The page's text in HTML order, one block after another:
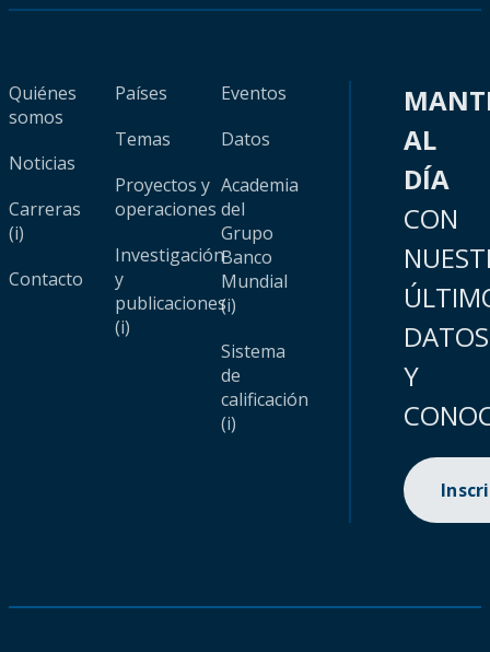
Quiénes
somos
Noticias
Carreras
(i)
Contacto
Países
Temas
Proyectos y
operaciones
Investigación
y
publicaciones
(i)
Eventos
Datos
Academia
del
Grupo
Banco
Mundial
(i)
Sistema
de
calificación
(i)
AL
DÍA
CON
DATOS
Y